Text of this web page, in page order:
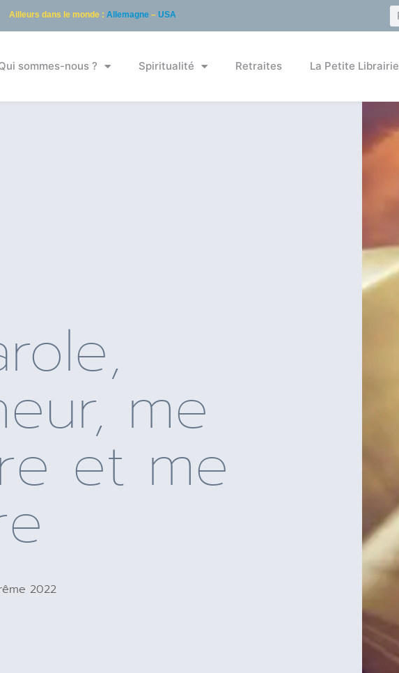
Ailleurs dans le monde : Allemagne– USA
sommes-nous ? Spiritualité Retraites La Petite Librairie
me
et me
2022